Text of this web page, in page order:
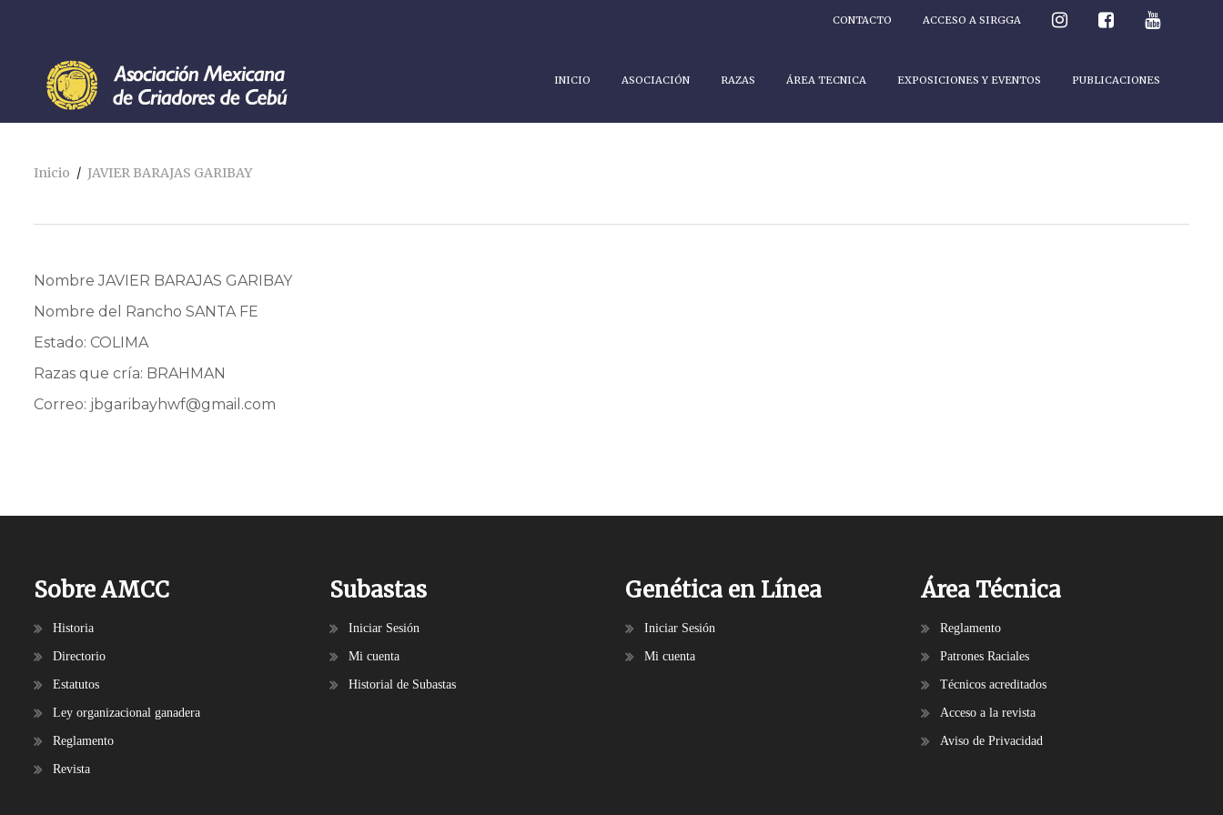
CONTACTO ACCESO A SIRGGA
INICIO ASOCIACIÓN RAZAS ÁREA TECNICA EXPOSICIONES Y EVENTOS PUBLICACIONES
Inicio JAVIER BARAJAS GARIBAY
Nombre JAVIER BARAJAS GARIBAY
Nombre del Rancho SANTA FE
Estado: COLIMA
Razas que cría: BRAHMAN
Correo: jbgaribayhwf@gmail.com
Sobre AMCC
Historia
Directorio
Estatutos
Ley organizacional ganadera
Reglamento
Revista
Subastas
Iniciar Sesión
Mi cuenta
Historial de Subastas
Genética en Línea
Iniciar Sesión
Mi cuenta
Área Técnica
Reglamento
Patrones Raciales
Técnicos acreditados
Acceso a la revista
Aviso de Privacidad